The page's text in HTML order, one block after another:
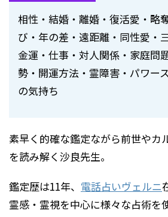
相性・結婚・離婚・復活愛・略
び・年の差・遠距離・同性愛・
金運・仕事・対人関係・家庭問
勢・開運方法・霊障害・パワー
の気持ち
素早く的確な鑑定ながら前世やカ
を読み解く沙良先生。
鑑定歴は11年、 電話占いヴェルニ
霊感・霊視を中心に様々な占術を